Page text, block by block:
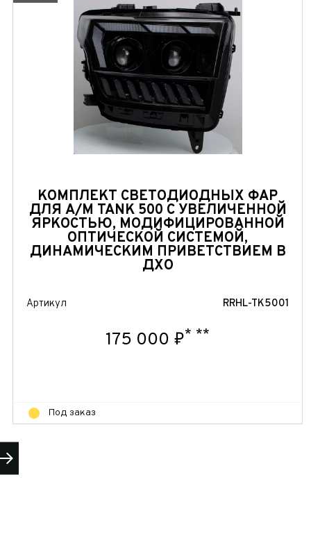
КОМПЛЕКТ СВЕТОДИОДНЫХ ФАР
ДЛЯ А/М TANK 500 С УВЕЛИЧЕННОЙ
ЯРКОСТЬЮ, МОДИФИЦИРОВАННОЙ
ОПТИЧЕСКОЙ СИСТЕМОЙ,
ДИНАМИЧЕСКИМ ПРИВЕТСТВИЕМ В
ДХО
Артикул RRHL-TK5001
175 000 ₽* **
Под заказ